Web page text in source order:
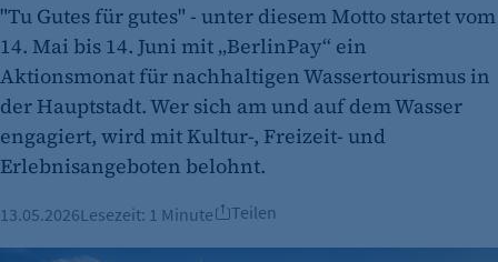
"Tu Gutes für gutes" - unter diesem Motto startet vom
14. Mai bis 14. Juni mit „BerlinPay“ ein
Aktionsmonat für nachhaltigen Wassertourismus in
der Hauptstadt. Wer sich am und auf dem Wasser
engagiert, wird mit Kultur-, Freizeit- und
Erlebnisangeboten belohnt.
13.05.2026Lesezeit: 1 Minute Teilen